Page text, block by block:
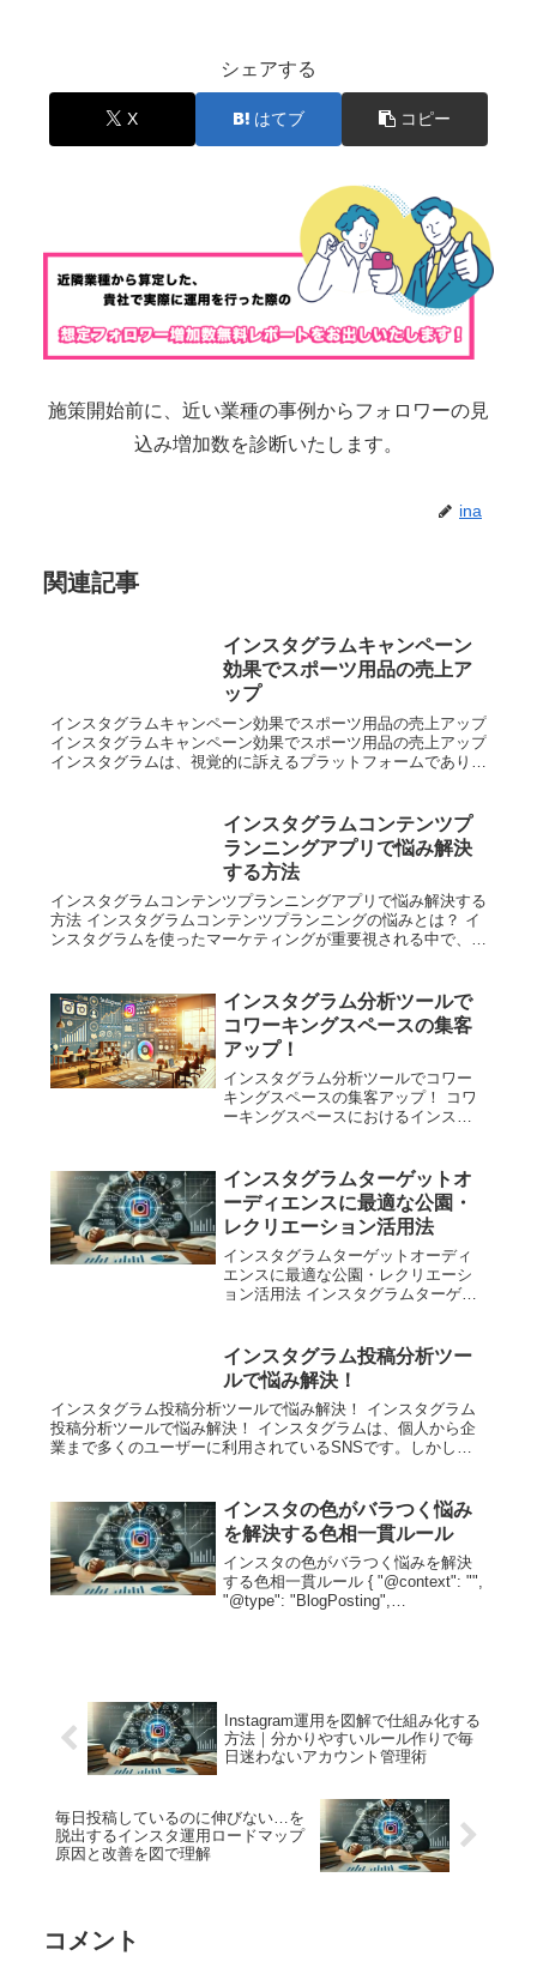
シェアする
X はてブ コピー
施策開始前に、近い業種の事例からフォロワーの見
込み増加数を診断いたします。
ina
関連記事
インスタグラムキャンペーン
効果でスポーツ用品の売上ア
ップ
インスタグラムキャンペーン効果でスポーツ用品の売上アップ
インスタグラムキャンペーン効果でスポーツ用品の売上アップ
インスタグラムは、視覚的に訴えるプラットフォームであり、
インスタグラムコンテンツプ
ランニングアプリで悩み解決
する方法
インスタグラムコンテンツプランニングアプリで悩み解決する
方法 インスタグラムコンテンツプランニングの悩みとは？ イ
ンスタグラムを使ったマーケティングが重要視される中で、コ
インスタグラム分析ツールで
コワーキングスペースの集客
アップ！
インスタグラム分析ツールでコワー
キングスペースの集客アップ！ コワ
ーキングスペースにおけるインスタ
重要な課題の一つです。特に、若年
層やフリーランスの増加に伴い、
SNSの活用は...
インスタグラムターゲットオ
ーディエンスに最適な公園・
レクリエーション活用法
インスタグラムターゲットオーディ
エンスに最適な公園・レクリエーシ
ョン活用法 インスタグラムターゲッ
テンツが求められるSNSです。ター
ゲットオーディエンスを明確に理解
し、彼らの...
インスタグラム投稿分析ツー
ルで悩み解決！
インスタグラム投稿分析ツールで悩み解決！ インスタグラム
投稿分析ツールで悩み解決！ インスタグラムは、個人から企
業まで多くのユーザーに利用されているSNSです。しかし、
インスタの色がバラつく悩み
を解決する色相一貫ルール
インスタの色がバラつく悩みを解決
する色相一貫ルール { "@context": "",
"@type": "BlogPosting",
Instagram運用を図解で仕組み化する
方法｜分かりやすいルール作りで毎
日迷わないアカウント管理術
毎日投稿しているのに伸びない…を
脱出するインスタ運用ロードマップ
原因と改善を図で理解
コメント